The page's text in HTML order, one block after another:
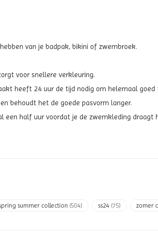
van je badpak, bikini of zwembroek.
voor snellere verkleuring.
heeft 24 uur de tijd nodig om helemaal goed
behoudt het de goede pasvorm langer.
half uur voordat je de zwemkleding draagt
summer collection (504) ss24 (75) zomer